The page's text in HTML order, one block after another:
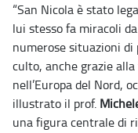
“San Nicola è stato
lui stesso fa miracoli
numerose situazioni
culto, anche grazie
nell’Europa del Nord,
illustrato il prof.
una figura centrale di